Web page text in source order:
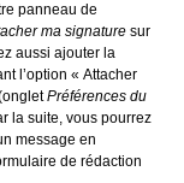
panneau de
ma signature sur
aussi ajouter la
l’option « Attacher
Préférences du
la suite, vous pourrez
message en
de rédaction